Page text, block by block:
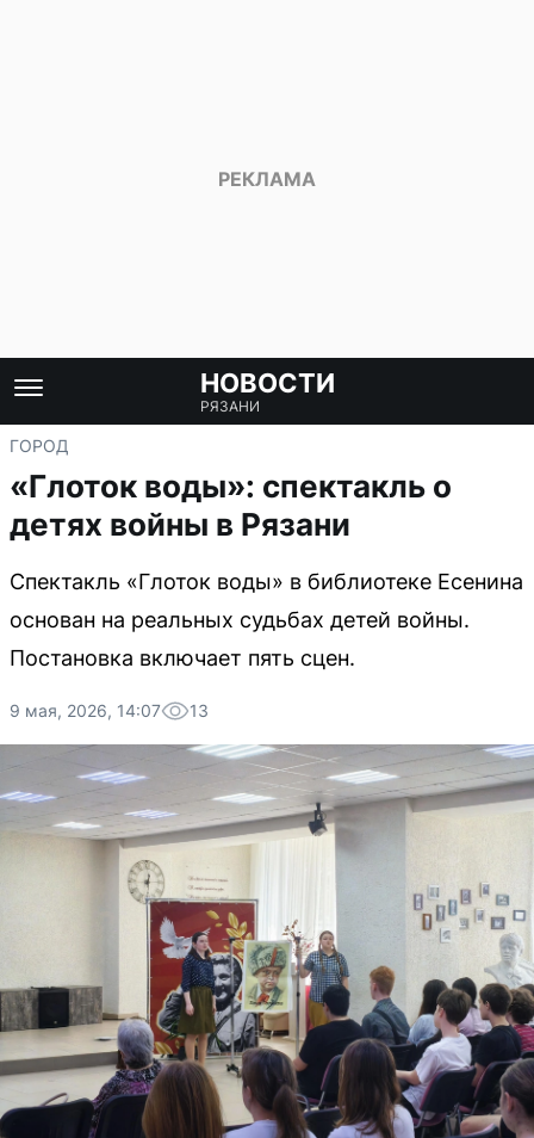
НОВОСТИ
РЯЗАНИ
ГОРОД
«Глоток воды»: спектакль о
детях войны в Рязани
Спектакль «Глоток воды» в библиотеке Есенина
основан на реальных судьбах детей войны.
Постановка включает пять сцен.
9 мая, 2026, 14:07 13